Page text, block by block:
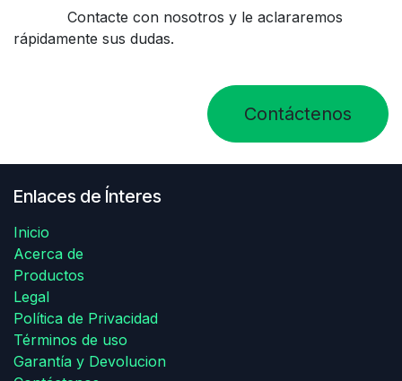
Contacte con nosotros y le aclararemos
rápidamente sus dudas.
Contáctenos
Enlaces de Ínteres
Inicio
Acerca de
Productos
Legal
Política de Privacidad
Términos de uso
Garantía y Devolucion